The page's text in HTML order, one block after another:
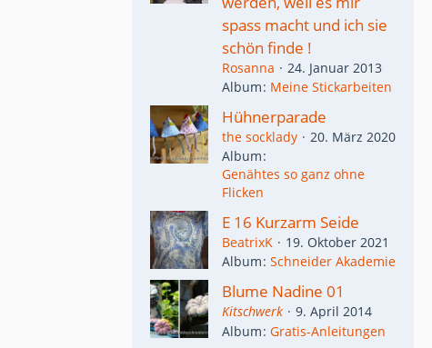
spass macht und ich sie
schön finde !
Rosanna
24. Januar 2013
Album Meine Stickarbeiten
Hühnerparade
the socklady
20. März 2020
Album
Genähtes so ganz ohne
Flicken
E 16 Kurzarm Seide
BeatrixK
19. Oktober 2021
Album Schneider Akademie
Blume Nadine 01
Kitschwerk
9. April 2014
Album Gratis-Anleitungen